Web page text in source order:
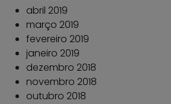
abril 2019
março 2019
fevereiro 2019
janeiro 2019
dezembro 2018
novembro 2018
outubro 2018